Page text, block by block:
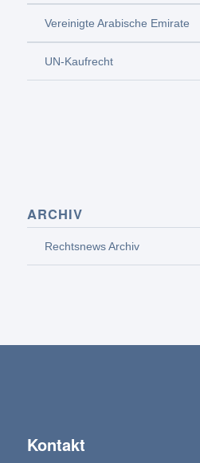
Vereinigte Arabische Emirate
UN-Kaufrecht
ARCHIV
Rechtsnews Archiv
Kontakt